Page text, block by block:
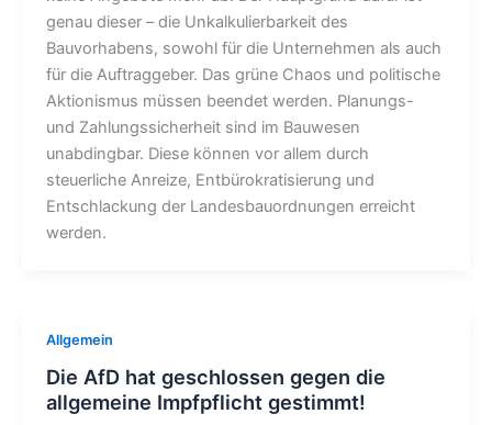
genau dieser – die Unkalkulierbarkeit des
Bauvorhabens, sowohl für die Unternehmen als auch
für die Auftraggeber. Das grüne Chaos und politische
Aktionismus müssen beendet werden. Planungs-
und Zahlungssicherheit sind im Bauwesen
unabdingbar. Diese können vor allem durch
steuerliche Anreize, Entbürokratisierung und
Entschlackung der Landesbauordnungen erreicht
werden.
Allgemein
Die AfD hat geschlossen gegen die
allgemeine Impfpflicht gestimmt!